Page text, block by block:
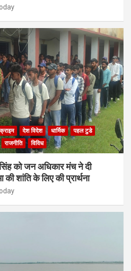
क्राइम देश विदेश धार्मिक
पहल टुडे
राजनीति विविध
को जन अधिकार मंच ने दी
की शांति के लिए की प्रार्थना